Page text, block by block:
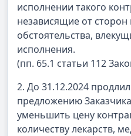
исполнении такого
независящие от сторон
обстоятельства,
исполнения.
(пп. 65.1 статьи 112
2. До 31.12.2024
предложению
уменьшить цену
количеству лекарств,